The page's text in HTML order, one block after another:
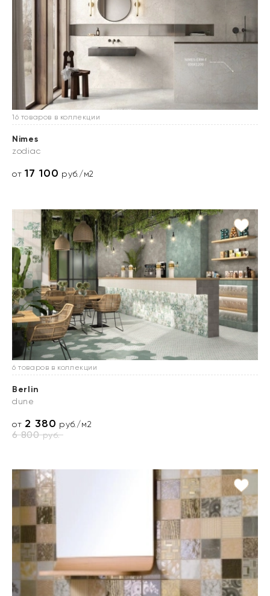
16 товаров в коллекции
Nimes
zodiac
от17 100 руб./м2
6 товаров в коллекции
Berlin
dune
от 2 380 руб./м2
6 800руб.